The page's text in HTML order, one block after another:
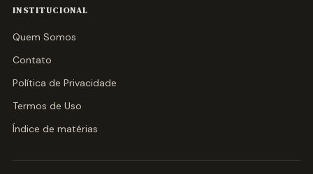
INSTITUCIONAL
Quem Somos
Contato
Política de Privacidade
Termos de Uso
Índice de matérias